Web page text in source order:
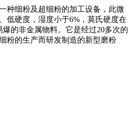
种细粉及超细粉的加工设备，此微
低硬度，湿度小于6%，莫氏硬度在
的非金属物料。它是经过20多次的
粉的生产而研发制造的新型磨粉